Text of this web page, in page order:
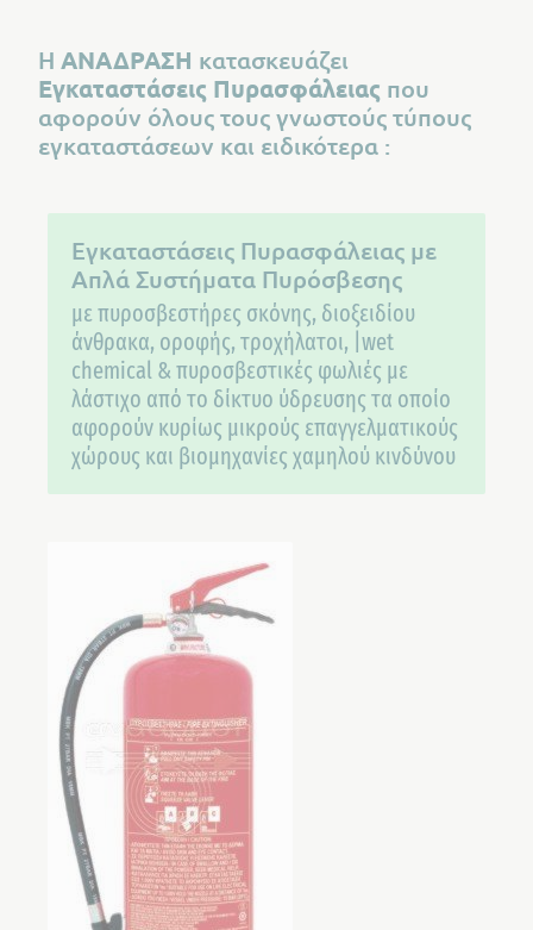
Η ΑΝΑΔΡΑΣΗ κατασκευάζει
Εγκαταστάσεις Πυρασφάλειας που
αφορούν όλους τους γνωστούς τύπους
εγκαταστάσεων και ειδικότερα :
Εγκαταστάσεις Πυρασφάλειας με
Απλά Συστήματα Πυρόσβεσης
με πυροσβεστήρες σκόνης, διοξειδίου
άνθρακα, οροφής, τροχήλατοι, |wet
chemical & πυροσβεστικές φωλιές με
λάστιχο από το δίκτυο ύδρευσης τα οποίο
αφορούν κυρίως μικρούς επαγγελματικούς
χώρους και βιομηχανίες χαμηλού κινδύνου